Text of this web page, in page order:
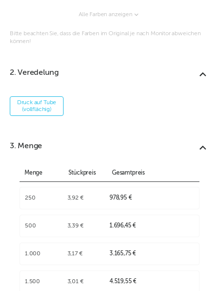
Alle Farben anzeigen
Bitte beachten Sie, dass die Farben im Original je nach Monitor abweichen
können!
2. Veredelung
Druck auf Tube
(vollflächig)
3. Menge
Menge Stückpreis Gesamtpreis
250 3,92 € 978,95 €
500 3,39 € 1.696,45 €
1.000 3,17 € 3.165,75 €
1.500 3,01 € 4.519,55 €